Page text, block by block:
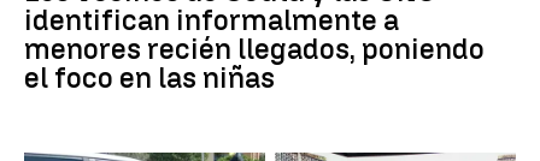
identifican informalmente a
menores recién llegados, poniendo
el foco en las niñas